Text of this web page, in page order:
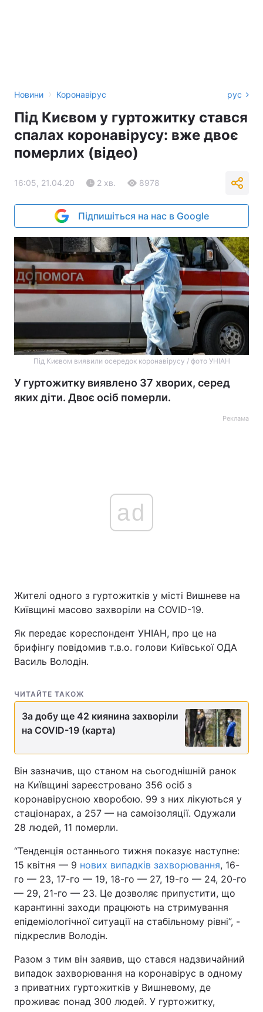
Новини › Коронавірус рус
Під Києвом у гуртожитку стався
спалах коронавірусу: вже двоє
померлих (відео)
16:05, 21.04.20 2 хв. 8978
Підпишіться на нас в Google
Під Києвом виявили осередок коронавірусу / фото УНІАН
У гуртожитку виявлено 37 хворих, серед
яких діти. Двоє осіб померли.
Реклама
ad
Жителі одного з гуртожитків у місті Вишневе на
Київщині масово захворіли на COVID-19.
Як передає кореспондент УНІАН, про це на
брифінгу повідомив т.в.о. голови Київської ОДА
Василь Володін.
ЧИТАЙТЕ ТАКОЖ
За добу ще 42 киянина захворіли
на COVID-19 (карта)
Він зазначив, що станом на сьогоднішній ранок
на Київщині зареєстровано 356 осіб з
коронавірусною хворобою. 99 з них лікуються у
стаціонарах, а 257 — на самоізоляції. Одужали
28 людей, 11 померли.
“Тенденція останнього тижня показує наступне:
15 квітня — 9 нових випадків захворювання, 16-
го — 23, 17-го — 19, 18-го — 27, 19-го — 24, 20-го
— 29, 21-го — 23. Це дозволяє припустити, що
карантинні заходи працюють на стримування
епідеміологічної ситуації на стабільному рівні”, -
підкреслив Володін.
Разом з тим він заявив, що стався надзвичайний
випадок захворювання на коронавірус в одному
з приватних гуртожитків у Вишневому, де
проживає понад 300 людей. У гуртожитку,